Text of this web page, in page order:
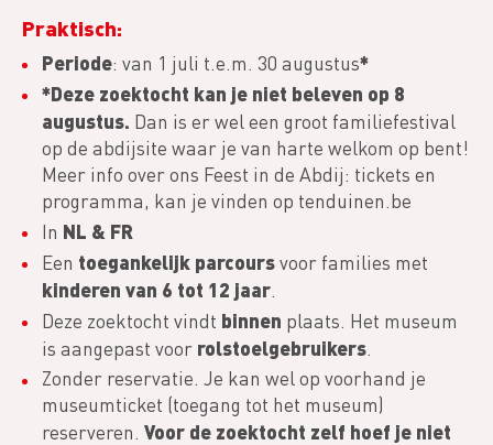
Praktisch:
Periode: van 1 juli t.e.m. 30 augustus*
*Deze zoektocht kan je niet beleven op 8
augustus. Dan is er wel een groot familiefestival
op de abdijsite waar je van harte welkom op bent!
Meer info over ons Feest in de Abdij: tickets en
programma, kan je vinden op tenduinen.be
In NL & FR
Een toegankelijk parcoursvoor families met
kinderen van 6 tot 12 jaar.
Deze zoektocht vindt binnen plaats. Het museum
is aangepast voor rolstoelgebruikers.
Zonder reservatie. Je kan wel op voorhand je
museumticket (toegang tot het museum)
reserveren. Voor de zoektocht zelf hoef je niet